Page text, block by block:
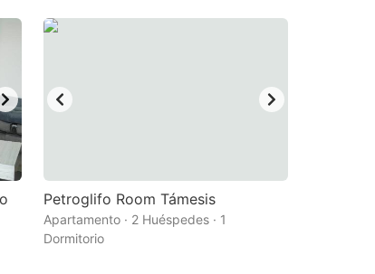
Petroglifo Room Támesis
Apartamento · 2 Huéspedes · 1
Dormitorio